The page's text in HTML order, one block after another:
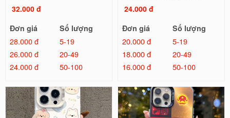
32.000 đ
Đơn giá
Số lượng
28.000 đ
5-19
26.000 đ
20-49
24.000 đ
50-100
24.000 đ
Đơn giá
Số lượng
20.000 đ
5-19
18.000 đ
20-49
16.000 đ
50-100